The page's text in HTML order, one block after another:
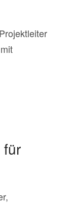
für